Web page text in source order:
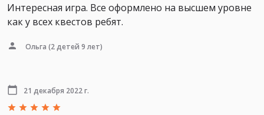
Интересная игра. Все оформлено на высшем уровне
как у всех квестов ребят.
Ольга (2 детей 9 лет)
21 декабря 2022 г.